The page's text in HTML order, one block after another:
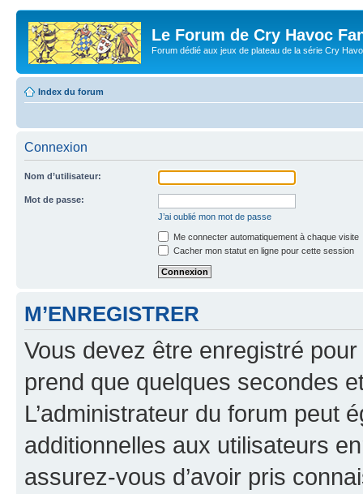
Le Forum de Cry Havoc
Forum dédié aux jeux de plateau de la série Cry
Index du forum
Connexion
Nom d’utilisateur:
Mot de passe:
J’ai oublié mon mot de passe
Me connecter automatiquement à chaque visite
Cacher mon statut en ligne pour cette session
M’ENREGISTRER
Vous devez être enregistré
prend que quelques secondes
L’administrateur du forum peut
additionnelles aux utilisateurs
assurez-vous d’avoir pris